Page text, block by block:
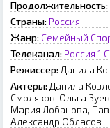
Продолжительность:
Страны: Россия
Жанр: Семейный
Телеканал: Россия 1
Режиссер: Данила
Актеры: Данила
Смоляков, Ольга
Мария Лобанова,
Александр Обласов